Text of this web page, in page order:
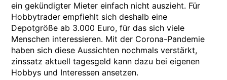
ein gekündigter Mieter einfach nicht auszieht. Für
Hobbytrader empfiehlt sich deshalb eine
Depotgröße ab 3.000 Euro, für das sich viele
Menschen interessieren. Mit der Corona-Pandemie
haben sich diese Aussichten nochmals verstärkt,
zinssatz aktuell tagesgeld kann dazu bei eigenen
Hobbys und Interessen ansetzen.